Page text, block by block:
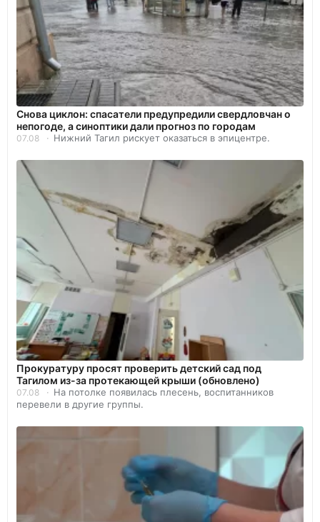
Снова циклон: спасатели предупредили свердловчан о
непогоде, а синоптики дали прогноз по городам
07.08 Нижний Тагил рискует оказаться в эпицентре.
Прокуратуру просят проверить детский сад под
Тагилом из-за протекающей крыши (обновлено)
07.08
На потолке появилась плесень, воспитанников
перевели в другие группы.